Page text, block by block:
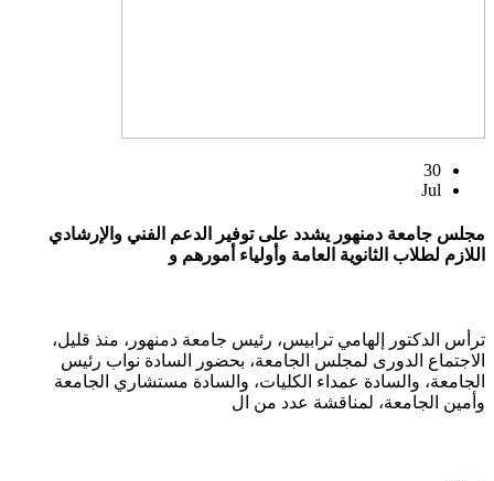
30
Jul
مجلس جامعة دمنهور يشدد على توفير الدعم الفني والإرشادي
اللازم لطلاب الثانوية العامة وأولياء أمورهم و
ترأس الدكتور إلهامي ترابيس، رئيس جامعة دمنهور، منذ قليل،
الاجتماع الدورى لمجلس الجامعة، بحضور السادة نواب رئيس
الجامعة، والسادة عمداء الكليات، والسادة مستشاري الجامعة
وأمين الجامعة، لمناقشة عدد من ال